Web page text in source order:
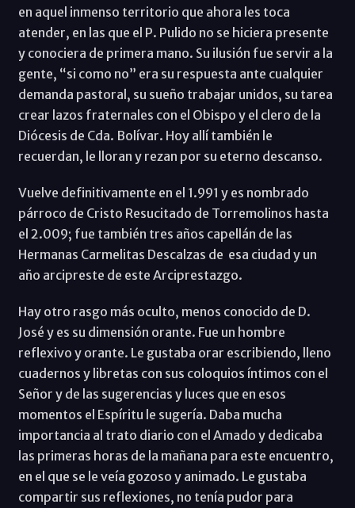
en aquel inmenso territorio que ahora les toca
atender, en las que el P. Pulido no se hiciera presente
y conociera de primera mano. Su ilusión fue servir a la
gente, “si como no” era su respuesta ante cualquier
demanda pastoral, su sueño trabajar unidos, su tarea
crear lazos fraternales con el Obispo y el clero de la
Diócesis de Cda. Bolívar. Hoy allí también le
recuerdan, le lloran y rezan por su eterno descanso.
Vuelve definitivamente en el 1.991 y es nombrado
párroco de Cristo Resucitado de Torremolinos hasta
el 2.009; fue también tres años capellán de las
Hermanas Carmelitas Descalzas de esa ciudad y un
año arcipreste de este Arciprestazgo.
Hay otro rasgo más oculto, menos conocido de D.
José y es su dimensión orante. Fue un hombre
reflexivo y orante. Le gustaba orar escribiendo, lleno
cuadernos y libretas con sus coloquios íntimos con el
Señor y de las sugerencias y luces que en esos
momentos el Espíritu le sugería. Daba mucha
importancia al trato diario con el Amado y dedicaba
las primeras horas de la mañana para este encuentro,
en el que se le veía gozoso y animado. Le gustaba
compartir sus reflexiones, no tenía pudor para